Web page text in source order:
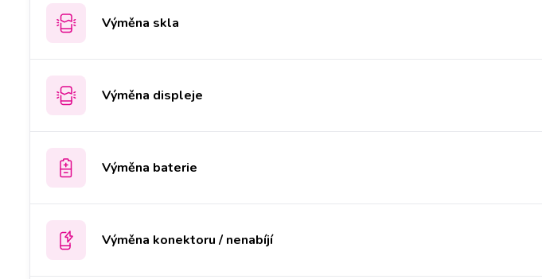
Výměna skla
Výměna displeje
Výměna baterie
Výměna konektoru / nenabíjí